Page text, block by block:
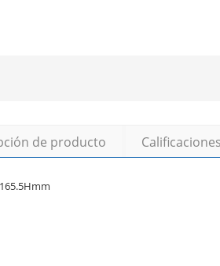
de producto